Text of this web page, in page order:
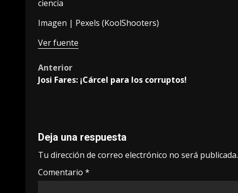
ciencia
Imagen | Pexels (KoolShooters)
Ver fuente
Post
Anterior
Josi Fares: ¡Cárcel para los corruptos!
Deja una respuesta
Tu dirección de correo electrónico no será publicada.
Comentario *